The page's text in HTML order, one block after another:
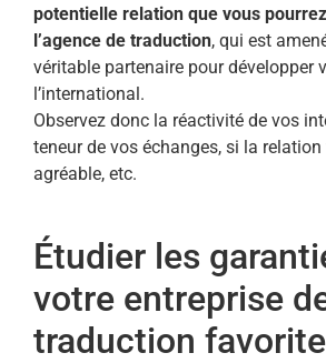
potentielle relation que vous
l’agence de traduction, qui est
véritable partenaire pour développer
l’international.
Observez donc la réactivité de vos
teneur de vos échanges, si la
agréable, etc.
Étudier les
votre entreprise
traduction favorite